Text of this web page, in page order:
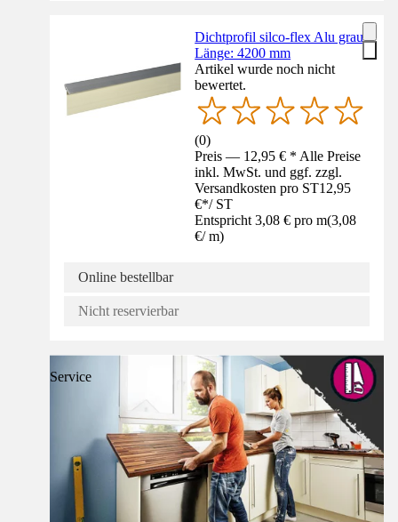
Dichtprofil silco-flex Alu grau
Länge: 4200 mm
Artikel wurde noch nicht
bewertet.
(0)
Preis — 12,95 € * Alle Preise
inkl. MwSt. und ggf. zzgl.
Versandkosten pro ST12,95
€*/ ST
Entspricht 3,08 € pro m(3,08
€/ m)
Online bestellbar
Nicht reservierbar
Service